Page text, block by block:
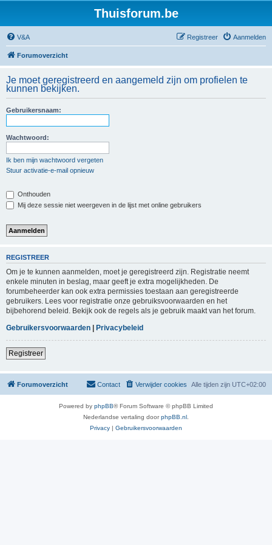
Thuisforum.be
V&A Aanmelden
Registreer
Forumoverzicht
Je moet geregistreerd en aangemeld zijn om profielen te
kunnen bekijken.
Gebruikersnaam:
Wachtwoord:
Ik ben mijn wachtwoord vergeten
Stuur activatie-e-mail opnieuw
Onthouden
Mij deze sessie niet weergeven in de lijst met online gebruikers
REGISTREER
Om je te kunnen aanmelden, moet je geregistreerd zijn. Registratie neemt
enkele minuten in beslag, maar geeft je extra mogelijkheden. De
forumbeheerder kan ook extra permissies toestaan aan geregistreerde
gebruikers. Lees voor registratie onze gebruiksvoorwaarden en het
bijbehorend beleid. Bekijk ook de regels als je gebruik maakt van het forum.
Gebruikersvoorwaarden | Privacybeleid
Registreer
Forumoverzicht Alle tijden zijn UTC+02:00
Verwijder cookies
Contact
Powered by phpBB® Forum Software © phpBB Limited
Nederlandse vertaling doorphpBB.nl
Privacy | Gebruikersvoorwaarden